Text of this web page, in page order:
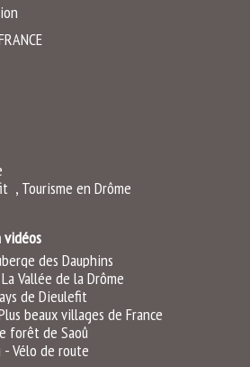
, Tourisme en Drôme
vidéos
des Dauphins
La Vallée de la Drôme
de Dieulefit
beaux villages de France
forêt de Saoû
-Vélo de route